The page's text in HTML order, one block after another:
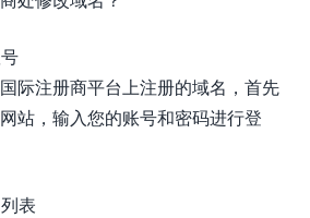
际注册商平台上注册的域名，首先
站，输入您的账号和密码进行登
表